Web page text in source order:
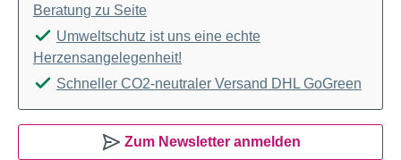
Beratung zu Seite
Umweltschutz ist uns eine echte
Herzensangelegenheit!
Schneller CO2-neutraler Versand DHL GoGreen
Zum Newsletter anmelden